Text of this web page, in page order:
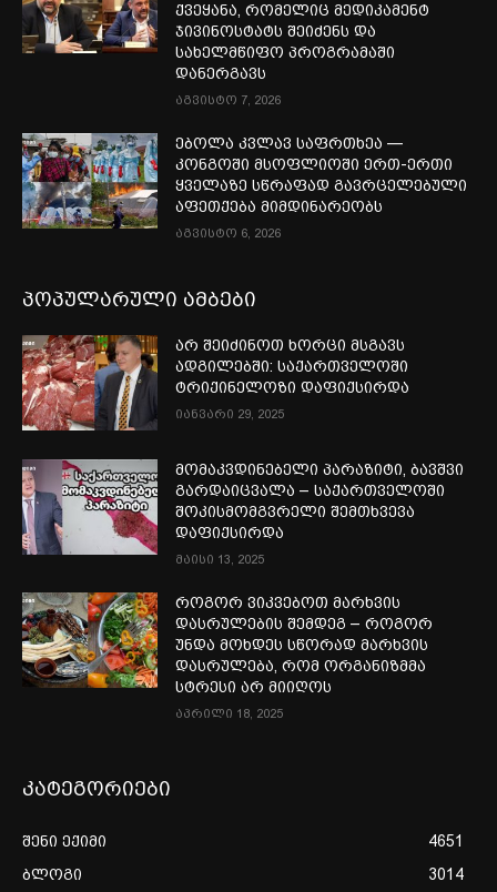
ქვეყანა, რომელიც მედიკამენტ
ჯივინოსტატს შეიძენს და
სახელმწიფო პროგრამაში
დანერგავს
აგვისტო 7, 2026
ებოლა კვლავ საფრთხეა —
კონგოში მსოფლიოში ერთ-ერთი
ყველაზე სწრაფად გავრცელებული
აფეთქება მიმდინარეობს
აგვისტო 6, 2026
პოპულარული ამბები
არ შეიძინოთ ხორცი მსგავს
ადგილებში: საქართველოში
ტრიქინელოზი დაფიქსირდა
იანვარი 29, 2025
მომაკვდინებელი პარაზიტი, ბავშვი
გარდაიცვალა – საქართველოში
შოკისმომგვრელი შემთხვევა
დაფიქსირდა
მაისი 13, 2025
როგორ ვიკვებოთ მარხვის
დასრულების შემდეგ – როგორ
უნდა მოხდეს სწორად მარხვის
დასრულება, რომ ორგანიზმმა
სტრესი არ მიიღოს
აპრილი 18, 2025
კატეგორიები
შენი ექიმი
4651
ბლოგი
3014